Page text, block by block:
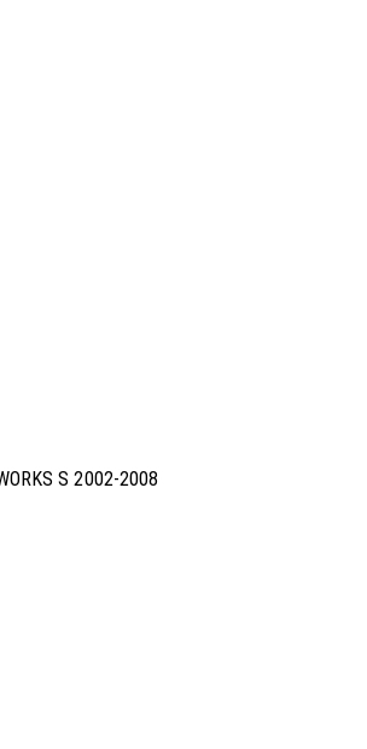
S 2002-2008